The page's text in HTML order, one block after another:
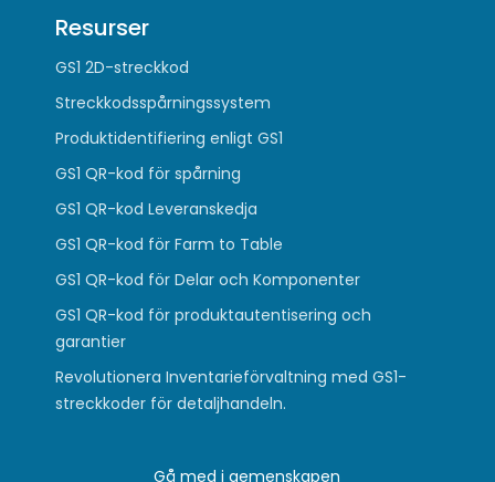
Resurser
GS1 2D-streckkod
Streckkodsspårningssystem
Produktidentifiering enligt GS1
GS1 QR-kod för spårning
GS1 QR-kod Leveranskedja
GS1 QR-kod för Farm to Table
GS1 QR-kod för Delar och Komponenter
GS1 QR-kod för produktautentisering och
garantier
Revolutionera Inventarieförvaltning med GS1-
streckkoder för detaljhandeln.
Gå med i gemenskapen